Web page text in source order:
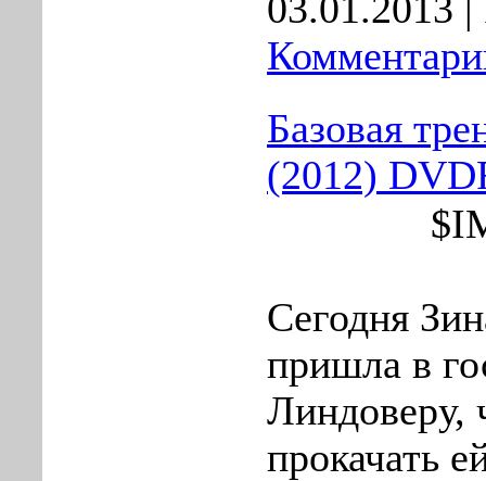
03.01.2013
Базовая
(2012)
Сегодня
пришла в
Линдоверу,
прокачать